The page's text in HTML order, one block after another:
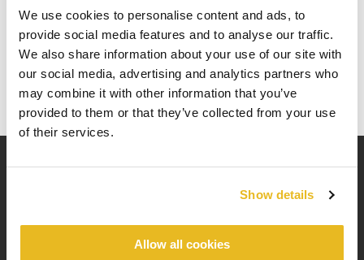
We use cookies to personalise content and ads, to
provide social media features and to analyse our traffic.
We also share information about your use of our site with
our social media, advertising and analytics partners who
may combine it with other information that you’ve
provided to them or that they’ve collected from your use
of their services.
Show details
Allow all cookies
besoins dynamiques des industries chimique,
pharmaceutique et biotechnologique.
® ®
stand. Nos spécialistes sont prêts à explorer comment nos